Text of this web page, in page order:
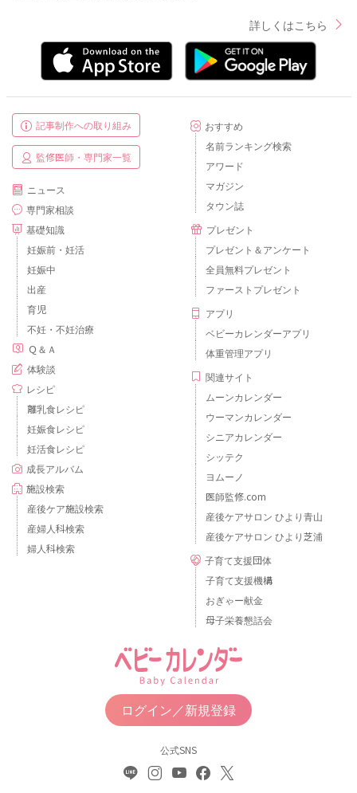
詳しくはこちら
記事制作への取り組み
監修医師・専門家一覧
ニュース
専門家相談
基礎知識
妊娠前・妊活
妊娠中
出産
育児
不妊・不妊治療
Ｑ＆Ａ
体験談
レシピ
離乳食レシピ
妊娠食レシピ
妊活食レシピ
成長アルバム
施設検索
産後ケア施設検索
産婦人科検索
婦人科検索
おすすめ
名前ランキング検索
アワード
マガジン
タウン誌
プレゼント
プレゼント＆アンケート
全員無料プレゼント
ファーストプレゼント
アプリ
ベビーカレンダーアプリ
体重管理アプリ
関連サイト
ムーンカレンダー
ウーマンカレンダー
シニアカレンダー
シッテク
ヨムーノ
医師監修.com
産後ケアサロン ひより青山
産後ケアサロン ひより芝浦
子育て支援団体
子育て支援機構
おぎゃー献金
母子栄養懇話会
ログイン／新規登録
公式SNS